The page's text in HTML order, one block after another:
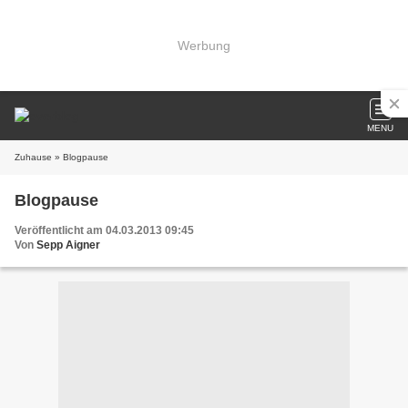
Werbung
MENU
Zuhause » Blogpause
Blogpause
Veröffentlicht am 04.03.2013 09:45
Von Sepp Aigner